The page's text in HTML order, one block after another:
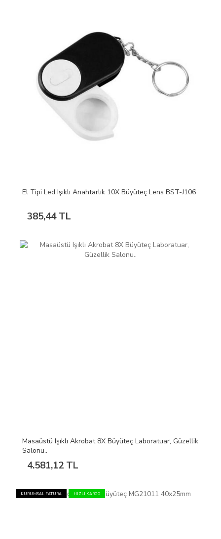
El Tipi Led Işıklı Anahtarlık 10X Büyüteç Lens BST-J106
385,44 TL
Masaüstü Işıklı Akrobat 8X Büyüteç Laboratuar, Güzellik
Salonu..
4.581,12 TL
KURUMSAL FATURA HIZLI KARGO